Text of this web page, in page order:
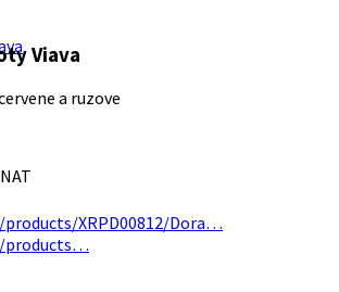
Viava
a ruzove
products/XRPD00812/Dora…
products…